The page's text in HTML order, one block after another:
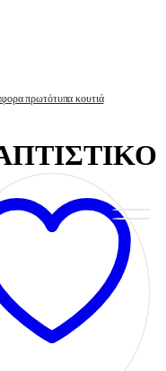
πρωτότυπα κουτιά
ΣΕΤ